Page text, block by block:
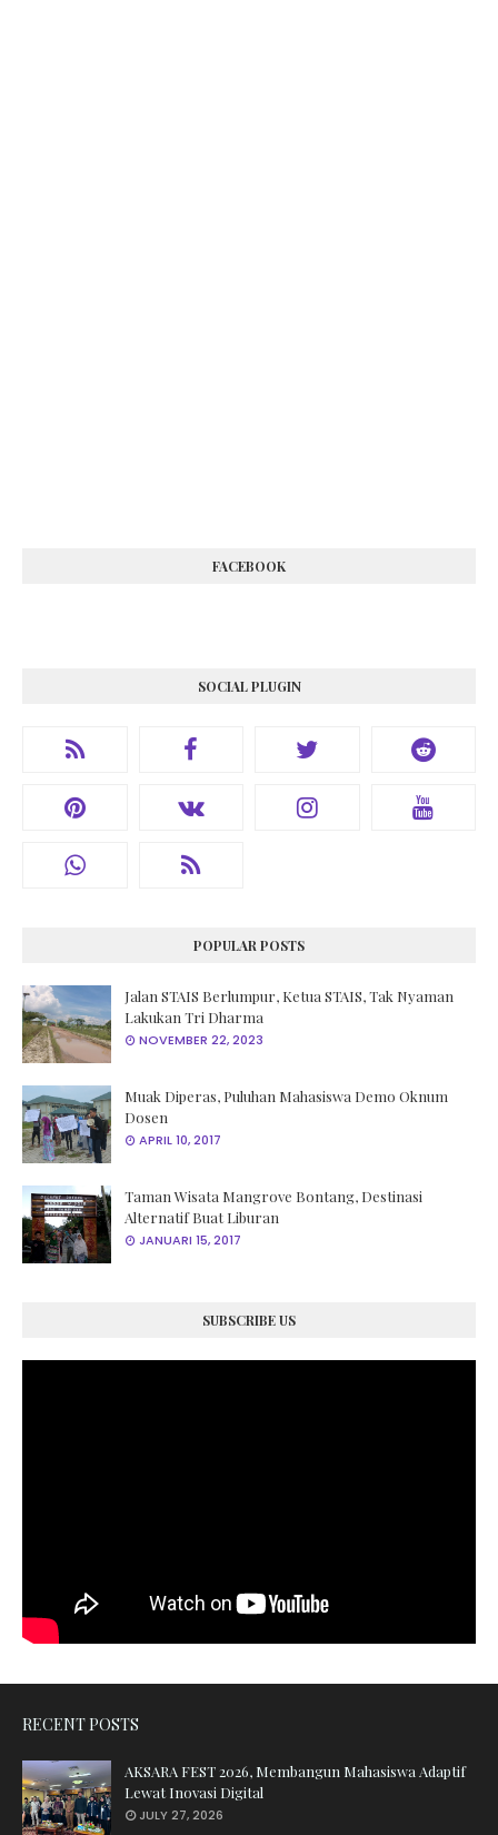
FACEBOOK
SOCIAL PLUGIN
POPULAR POSTS
Jalan STAIS Berlumpur, Ketua STAIS, Tak Nyaman
Lakukan Tri Dharma
NOVEMBER 22, 2023
Muak Diperas, Puluhan Mahasiswa Demo Oknum
Dosen
APRIL 10, 2017
Taman Wisata Mangrove Bontang, Destinasi
Alternatif Buat Liburan
JANUARI 15, 2017
SUBSCRIBE US
RECENT POSTS
AKSARA FEST 2026, Membangun Mahasiswa Adaptif
Lewat Inovasi Digital
JULY 27, 2026